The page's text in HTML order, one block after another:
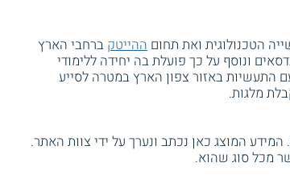
הטכנולוגית ואת תחום ההייטק ברחבי הארץ
ונוסף על כך פועלת בה יחידה ללימודי
התעשיות באזור צפון הארץ במטרה לסייע
מלגות.
המוצג כאן נכתב ונערך על ידי צוות האתר.
מכל סוג שהוא.